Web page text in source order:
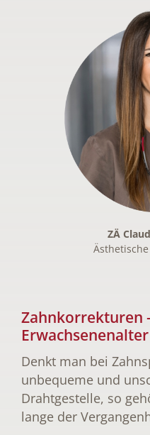
ZÄ
Zahnkorrekturen
Denkt man bei
unbequeme und
Drahtgestelle, so
lange der